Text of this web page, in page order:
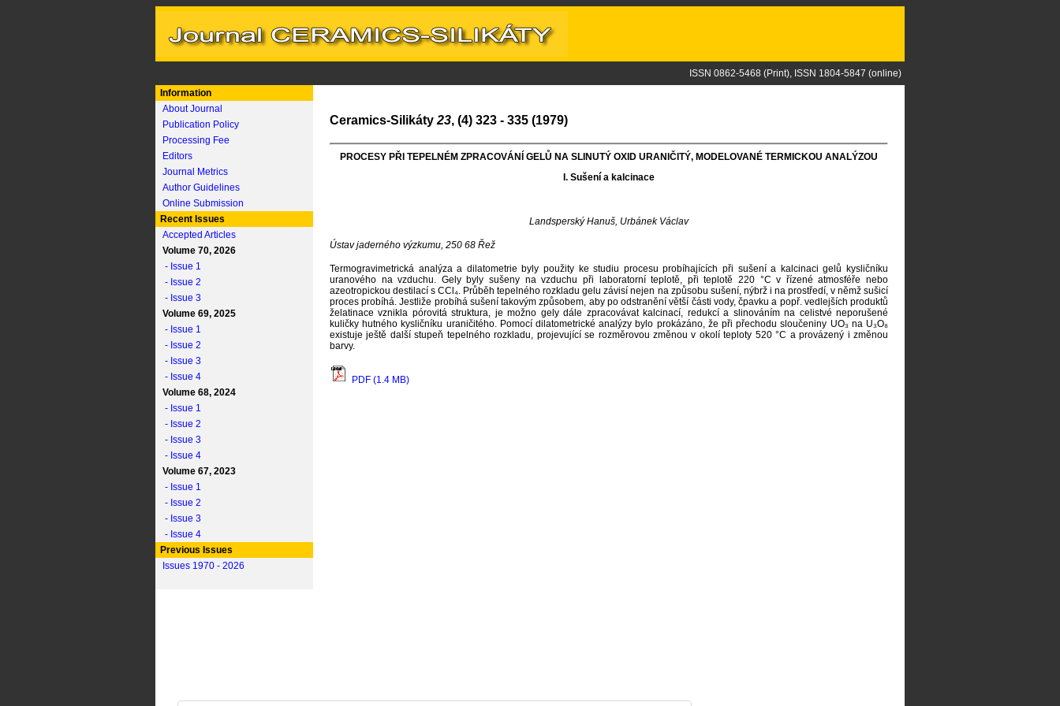
ISSN 0862-5468 (Print), ISSN 1804-5847 (online)
Information
About Journal
Publication Policy
Processing Fee
Editors
Journal Metrics
Author Guidelines
Online Submission
Recent Issues
Accepted Articles
Volume 70, 2026
- Issue 1
- Issue 2
- Issue 3
Volume 69, 2025
- Issue 1
- Issue 2
- Issue 3
- Issue 4
Volume 68, 2024
- Issue 1
- Issue 2
- Issue 3
- Issue 4
Volume 67, 2023
- Issue 1
- Issue 2
- Issue 3
- Issue 4
Previous Issues
Issues 1970 - 2026
Ceramics-Silikáty 23, (4) 323 - 335 (1979)
PROCESY PŘI TEPELNÉM ZPRACOVÁNÍ GELŮ NA SLINUTÝ OXID URANIČITÝ, MODELOVANÉ TERMICKOU ANALÝZOU
I. Sušení a kalcinace
Landsperský Hanuš, Urbánek Václav
Ústav jaderného výzkumu, 250 68 Řež
Termogravimetrická analýza a dilatometrie byly použity ke studiu procesu probíhajících při sušení a kalcinaci gelů kysličníku
uranového na vzduchu. Gely byly sušeny na vzduchu při laboratorní teplotě, při teplotě 220 °C v řízené atmosféře nebo
azeotropickou destilací s CCl₄. Průběh tepelného rozkladu gelu závisí nejen na způsobu sušení, nýbrž i na prostředí, v němž sušicí
proces probíhá. Jestliže probíhá sušení takovým způsobem, aby po odstranění větší části vody, čpavku a popř. vedlejších produktů
želatinace vznikla pórovitá struktura, je možno gely dále zpracovávat kalcinací, redukcí a slinováním na celistvé neporušené
kuličky hutného kysličníku uraničitého. Pomocí dilatometrické analýzy bylo prokázáno, že při přechodu sloučeniny UO₃ na U₃O₈
existuje ještě další stupeň tepelného rozkladu, projevující se rozměrovou změnou v okolí teploty 520 °C a provázený i změnou
barvy.
PDF (1.4 MB)